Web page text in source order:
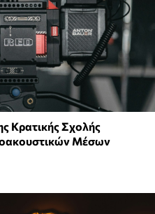
Κρατικής Σχολής
Μέσων